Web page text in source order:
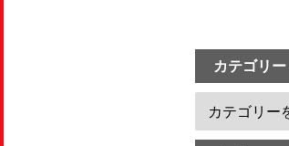
カテゴリー